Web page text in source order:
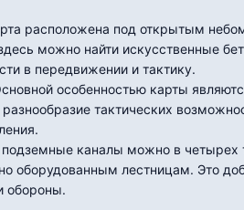
расположена под открытым
можно найти искусственные
в передвижении и тактику.
особенностью карты
тактических
подземные каналы можно в
оборудованным лестницам. Это
обороны.